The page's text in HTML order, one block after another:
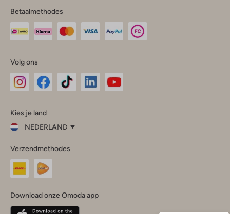
Betaalmethodes
Volg ons
InstagramFacebook
Kies je land
NEDERLAND
je
land
Nederland
Belgique(Français)
Verzendmethodes
Download onze Omoda app